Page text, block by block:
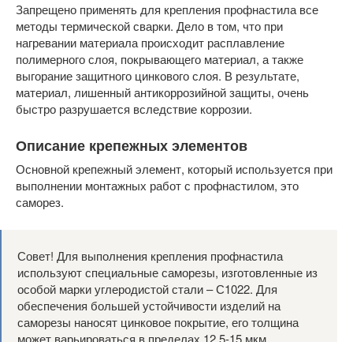
Запрещено применять для крепления профнастила все
методы термической сварки. Дело в том, что при
нагревании материала происходит расплавление
полимерного слоя, покрывающего материал, а также
выгорание защитного цинкового слоя. В результате,
материал, лишенный антикоррозийной защиты, очень
быстро разрушается вследствие коррозии.
Описание крепежных элементов
Основной крепежный элемент, который используется при
выполнении монтажных работ с профнастилом, это
саморез.
Совет! Для выполнения крепления профнастила
используют специальные саморезы, изготовленные из
особой марки углеродистой стали – С1022. Для
обеспечения большей устойчивости изделий на
саморезы наносят цинковое покрытие, его толщина
может варьироваться в пределах 12,5-15 мкм.